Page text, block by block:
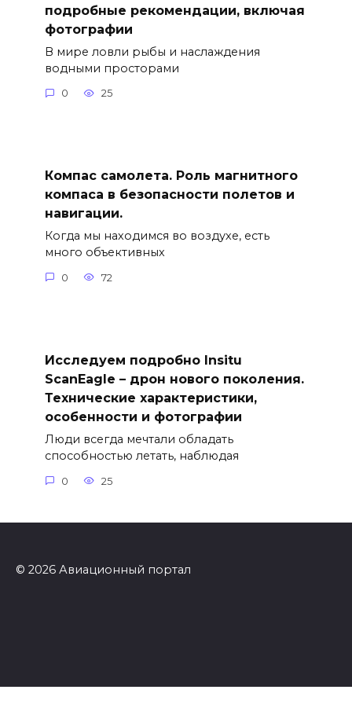
подробные рекомендации, включая
фотографии
В мире ловли рыбы и наслаждения
водными просторами
0 25
Компас самолета. Роль магнитного
компаса в безопасности полетов и
навигации.
Когда мы находимся во воздухе, есть
много объективных
0 72
Исследуем подробно Insitu
ScanEagle – дрон нового поколения.
Технические характеристики,
особенности и фотографии
Люди всегда мечтали обладать
способностью летать, наблюдая
0 25
© 2026 Авиационный портал